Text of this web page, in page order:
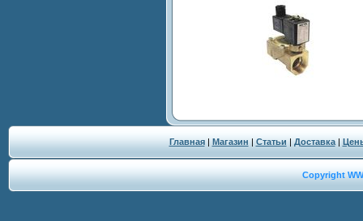
Главная| Магазин | Статьи | Доставка|
Copyright